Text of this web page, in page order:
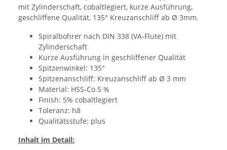
mit Zylinderschaft, cobaltlegiert, kurze Ausführung,
geschliffene Qualität, 135° Kreuzanschliff ab Ø 3mm.
Spiralbohrer nach DIN 338 (VA-Flute) mit
Zylinderschaft
Kurze Ausführung in geschliffener Qualität
Spitzenwinkel: 135°
Spitzenanschliff: Kreuzanschliff ab Ø 3 mm
Material: HSS-Co 5 %
Finish: 5% cobaltlegiert
Toleranz: h8
Qualitätsstufe: plus
Inhalt im Detail: